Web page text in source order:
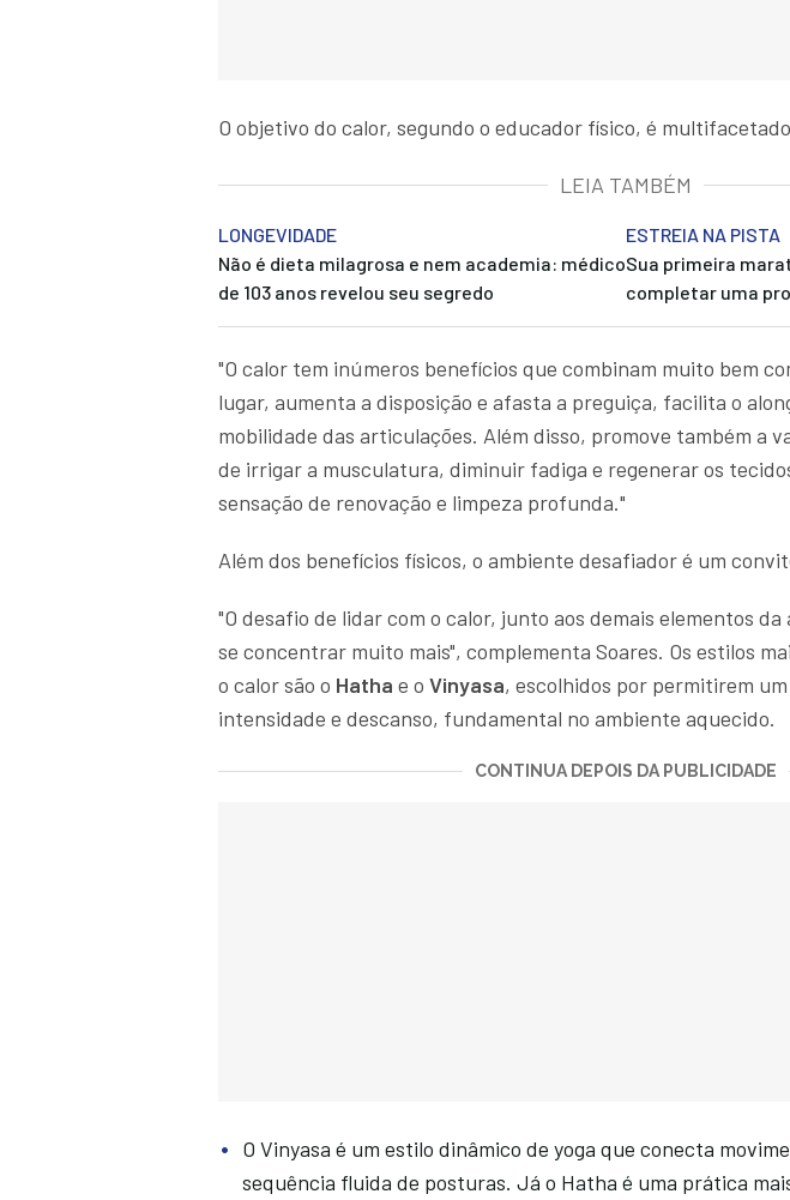
O objetivo do calor, segundo o educador físico, é
LEIA TAMBÉM
LONGEVIDADE
Não é dieta milagrosa e nem academia: médico
de 103 anos revelou seu segredo
ESTREIA NA PISTA
Sua primeira
completar uma
"O calor tem inúmeros benefícios que combinam muito bem
lugar, aumenta a disposição e afasta a preguiça, facilita o
mobilidade das articulações. Além disso, promove também a
de irrigar a musculatura, diminuir fadiga e regenerar os
sensação de renovação e limpeza profunda."
Além dos benefícios físicos, o ambiente desafiador é um
"O desafio de lidar com o calor, junto aos demais elementos
se concentrar muito mais", complementa Soares. Os estilos
o calor são o Hatha e o Vinyasa, escolhidos por permitirem
intensidade e descanso, fundamental no ambiente aquecido.
CONTINUA DEPOIS DA PUBLICIDADE
O Vinyasa é um estilo dinâmico de yoga que conecta
sequência fluida de posturas. Já o Hatha é uma prática